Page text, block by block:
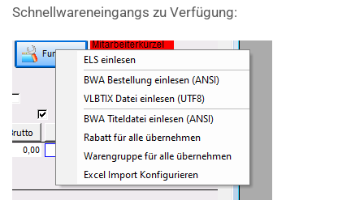
Schnellwareneingangs zu Verfügung: